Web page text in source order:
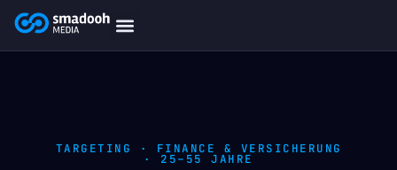
content
TARGETING · FINANCE & VERSICHERUNG
· 25–55 JAHRE